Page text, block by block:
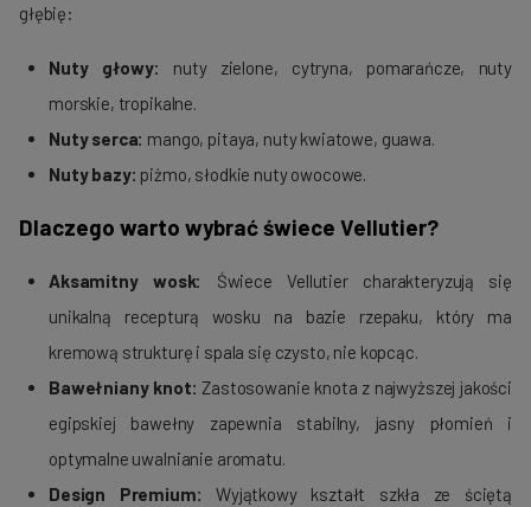
głębię:
Nuty głowy: nuty zielone, cytryna, pomarańcze, nuty
morskie, tropikalne.
Nuty serca: mango, pitaya, nuty kwiatowe, guawa.
Nuty bazy: piżmo, słodkie nuty owocowe.
Dlaczego warto wybrać świece Vellutier?
Aksamitny wosk:
Świece Vellutier charakteryzują się
unikalną recepturą wosku na bazie rzepaku, który ma
kremową strukturę i spala się czysto, nie kopcąc.
Bawełniany knot: Zastosowanie knota z najwyższej jakości
egipskiej bawełny zapewnia stabilny, jasny płomień i
optymalne uwalnianie aromatu.
Design Premium: Wyjątkowy kształt szkła ze ściętą